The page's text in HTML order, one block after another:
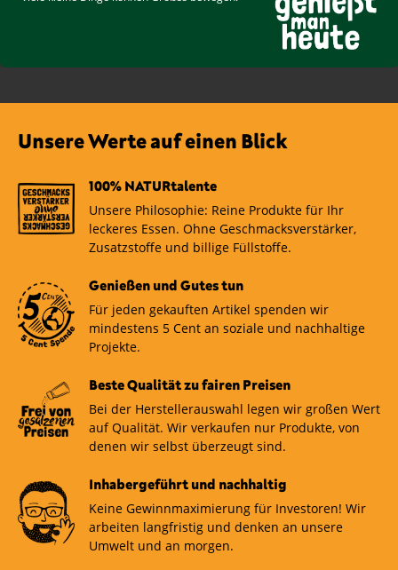
Unsere Werte auf einen Blick
100% NATURtalente
Unsere Philosophie: Reine Produkte für Ihr
leckeres Essen. Ohne Geschmacksverstärker,
Zusatzstoffe und billige Füllstoffe.
Genießen und Gutes tun
Für jeden gekauften Artikel spenden wir
mindestens 5 Cent an soziale und nachhaltige
Projekte.
Beste Qualität zu fairen Preisen
Bei der Herstellerauswahl legen wir großen Wert
auf Qualität. Wir verkaufen nur Produkte, von
denen wir selbst überzeugt sind.
Inhabergeführt und nachhaltig
Keine Gewinnmaximierung für Investoren! Wir
arbeiten langfristig und denken an unsere
Umwelt und an morgen.